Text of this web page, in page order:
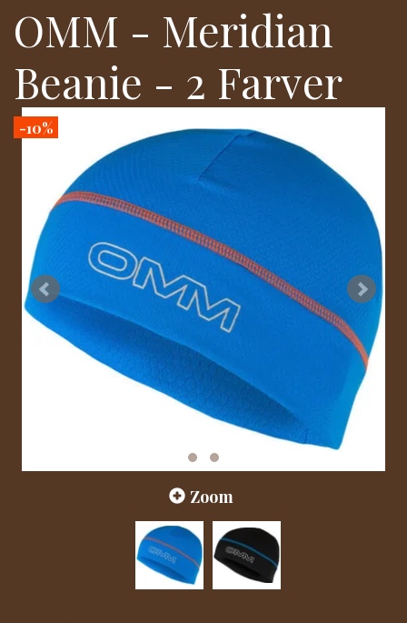
OMM - Meridian
Beanie - 2 Farver
-10%
Zoom